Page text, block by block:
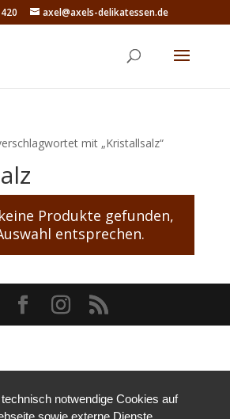
axel@axels-delikatessen.de
mit „Kristallsalz“
Produkte gefunden,
entsprechen.
notwendige Cookies auf
sowie externe Dienste.